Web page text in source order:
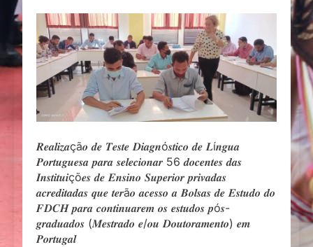
𝑹𝒆𝒂𝒍𝒊𝒛𝒂çã𝒐 𝒅𝒆 𝑻𝒆𝒔𝒕𝒆 𝑫𝒊𝒂𝒈𝒏ó𝒔𝒕𝒊𝒄𝒐 𝒅𝒆 𝑳í𝒏𝒈𝒖𝒂
𝑷𝒐𝒓𝒕𝒖𝒈𝒖𝒆𝒔𝒂 𝒑𝒂𝒓𝒂 𝒔𝒆𝒍𝒆𝒄𝒊𝒐𝒏𝒂𝒓 56 𝒅𝒐𝒄𝒆𝒏𝒕𝒆𝒔 𝒅𝒂𝒔
𝑰𝒏𝒔𝒕𝒊𝒕𝒖𝒊çõ𝒆𝒔 𝒅𝒆 𝑬𝒏𝒔𝒊𝒏𝒐 𝑺𝒖𝒑𝒆𝒓𝒊𝒐𝒓 𝒑𝒓𝒊𝒗𝒂𝒅𝒂𝒔
𝒂𝒄𝒓𝒆𝒅𝒊𝒕𝒂𝒅𝒂𝒔 𝒒𝒖𝒆 𝒕𝒆𝒓ã𝒐 𝒂𝒄𝒆𝒔𝒔𝒐 𝒂 𝑩𝒐𝒍𝒔𝒂𝒔 𝒅𝒆 𝑬𝒔𝒕𝒖𝒅𝒐 𝒅𝒐
𝑭𝑫𝑪𝑯 𝒑𝒂𝒓𝒂 𝒄𝒐𝒏𝒕𝒊𝒏𝒖𝒂𝒓𝒆𝒎 𝒐𝒔 𝒆𝒔𝒕𝒖𝒅𝒐𝒔 𝒑ó𝒔-
𝒈𝒓𝒂𝒅𝒖𝒂𝒅𝒐𝒔 (𝑴𝒆𝒔𝒕𝒓𝒂𝒅𝒐 𝒆/𝒐𝒖 𝑫𝒐𝒖𝒕𝒐𝒓𝒂𝒎𝒆𝒏𝒕𝒐) 𝒆𝒎
𝑷𝒐𝒓𝒕𝒖𝒈𝒂𝒍